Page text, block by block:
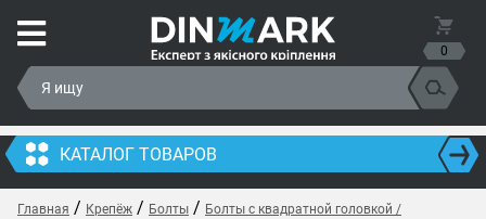
0
КАТАЛОГ ТОВАРОВ
Главная / Крепёж / Болты / Болты с квадратной головкой /